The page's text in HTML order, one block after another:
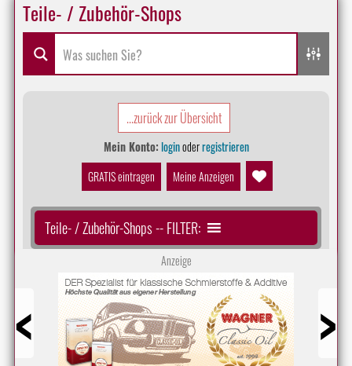
Teile- / Zubehör-Shops
...zurück zur Übersicht
Mein Konto:loginoderregistrieren
GRATIS eintragen
Meine Anzeigen
Teile- / Zubehör-Shops -- FILTER:
Anzeige